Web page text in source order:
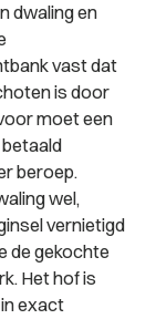
dwaling en
vast dat
is door
moet een
beroep.
wel,
vernietigd
de gekochte
Het hof is
exact